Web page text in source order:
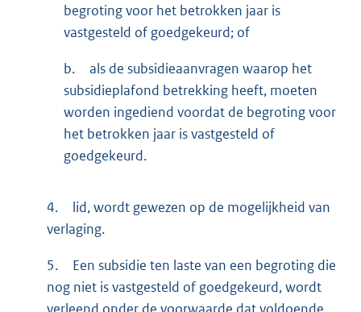
begroting voor het betrokken jaar is
vastgesteld of goedgekeurd; of
b.
als de subsidieaanvragen waarop het
subsidieplafond betrekking heeft, moeten
worden ingediend voordat de begroting voor
het betrokken jaar is vastgesteld of
goedgekeurd.
4.
lid, wordt gewezen op de mogelijkheid van
verlaging.
5.
Een subsidie ten laste van een begroting die
nog niet is vastgesteld of goedgekeurd, wordt